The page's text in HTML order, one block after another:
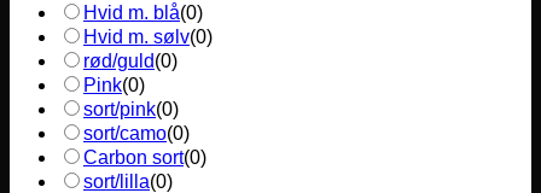
Hvid m. blå(0)
Hvid m. sølv(0)
rød/guld(0)
Pink(0)
sort/pink(0)
sort/camo(0)
Carbon sort(0)
sort/lilla(0)